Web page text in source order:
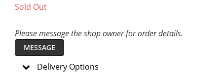
Sold Out
Please message the shop owner for order details.
MESSAGE
Delivery Options